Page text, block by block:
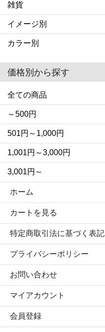
雑貨
イメージ別
カラー別
価格別から探す
全ての商品
～500円
501円～1,000円
1,001円～3,000円
3,001円～
ホーム
カートを見る
特定商取引法に基づく表記
プライバシーポリシー
お問い合わせ
マイアカウント
会員登録